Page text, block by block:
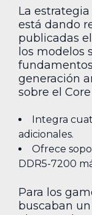
La
está dando
publicadas
los modelos
generación
sobre el
Integra
adicionales.
Ofrece
DDR5-7200
Para los
buscaban